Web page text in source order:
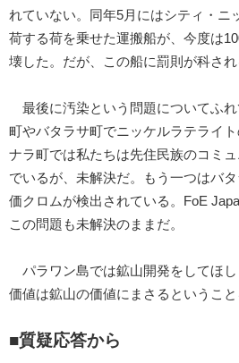
れていない。同年5月にはシティ・ニ
荷する荷を乗せた運搬船が、今度は
壊した。だが、この船に罰則が科され
最後に汚染という問題についてふ
町やバタラサ町でニッケルラテライト
ナラ町では私たちは先住民族のコミ
でいるが、未解決だ。もう一つはバ
価クロムが検出されている。FoE
この問題も未解決のままだ。
パラワン島では鉱山開発をしてほ
価値は鉱山の価値にまさるということ
■質疑応答から